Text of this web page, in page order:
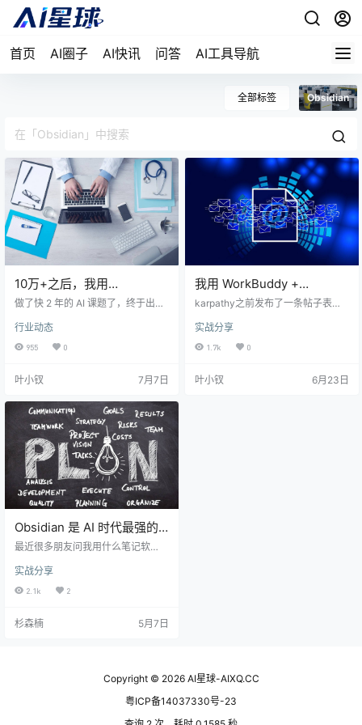
首页 AI圈子 AI快讯 问答 AI工具导航
全部标签 Obsidian
10万+之后，我用
WorkBuddy + Obsidian +
识库
做了快 2 年的 AI 课题了，终于出了
ddy + Obsidian，搭了一个会自己
生长的个人知识库》 这里也从侧面
库这件事兴趣挺高的！ 之前只是介
去做搭建时，会发现还存在许多问
题，有点不知道从何下手，或者搭
建起来之后，发现效果也不咋…
行业动态
955 0
叶小钗 7月7日
我用 WorkBuddy +
Obsidian，搭了一个会自己
karpathy之前发布了一条帖子表
代码转向利用 LLMs 构建个人知识
库，这条推文引起了大量的关注，
一个角度也说明，在构建AI知识库这
实战分享
1.7k 0
叶小钗 6月23日
Obsidian 是 AI 时代最强的
「写作+知识库」｜万字讲
开
最近很多朋友问我用什么笔记软
秒，然后说：「哦，哥们装过，后
来删了，差点儿意思。」 几乎是所
有接触过 Obsidian 的人，最后给我
了」，要么「放在那吃灰，一直没
在「AI 时代」之前，而现在，Claud
实战分享
2.1k 2
杉森楠 5月7日
Copyright © 2026AI星球-AIXQ.CC
粤ICP备14037330号-23